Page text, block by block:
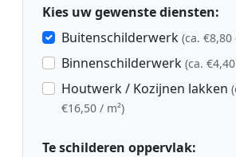
Kies uw gewenste diensten:
Buitenschilderwerk (ca. €8,80
Binnenschilderwerk (ca.
Houtwerk / Kozijnen lakken
€16,50 / m²)
Te schilderen oppervlak: